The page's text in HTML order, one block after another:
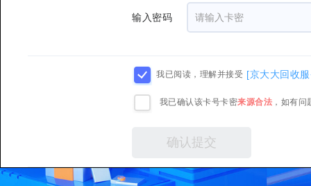
输入密码
我已阅读，理解并接受 [京大大回收
我已确认该卡号卡密来源合法 ，如有